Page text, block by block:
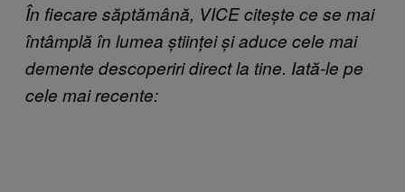
În fiecare săptămână, VICE citește ce se mai
întâmplă în lumea științei și aduce cele mai
demente descoperiri direct la tine. Iată-le pe
cele mai recente: